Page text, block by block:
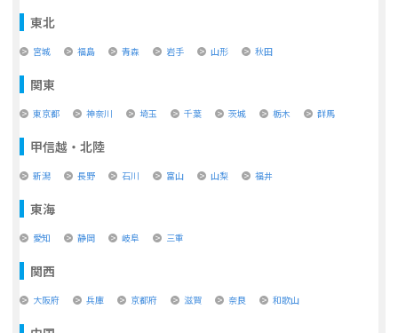
東北
宮城 福島 青森 岩手 山形 秋田
関東
東京都 神奈川 埼玉 千葉 茨城 栃木 群馬
甲信越・北陸
新潟 長野 石川 富山 山梨 福井
東海
愛知 静岡 岐阜 三重
関西
大阪府 兵庫 京都府 滋賀 奈良 和歌山